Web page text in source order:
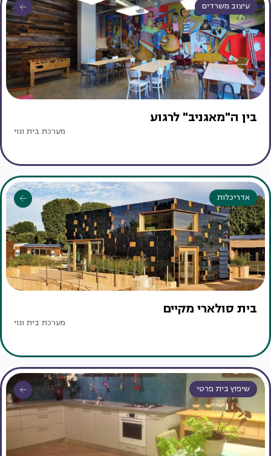
עיצוב משרדים
בין ה"מאגניב" לרגוע
מערכת בית ונוי
אדריכלות
בית סולארי מקיים
מערכת בית ונוי
שיפוץ בית פרטי